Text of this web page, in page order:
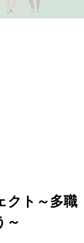
クト～多職
～